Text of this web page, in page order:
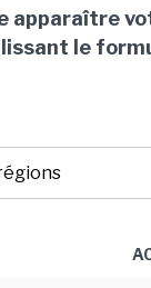
apparaître
le